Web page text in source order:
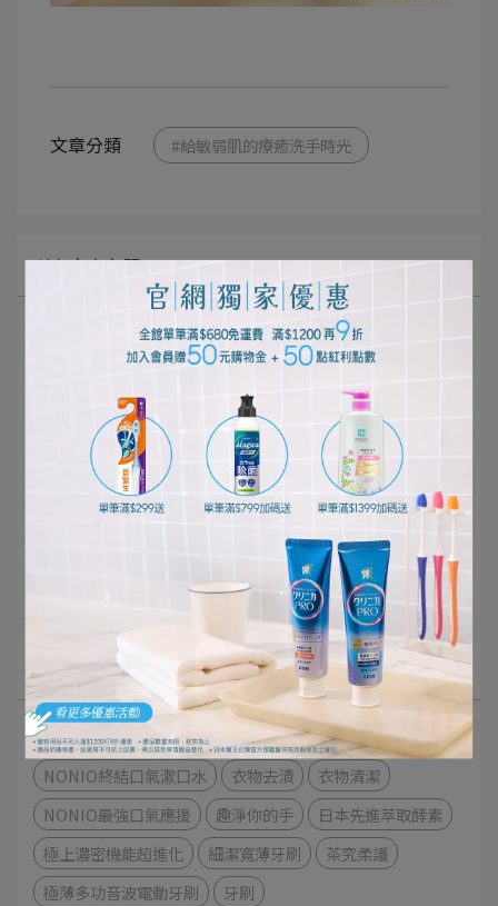
文章分類 #給敏弱肌的療癒洗手時光
所有文章主題
口腔清潔護理
個人清潔保養
居家清潔打掃
寵物健康生活
影音專區
文章分類
極緻口腔呵護體驗
細潔適齦佳極緻8效系列
NONIO終結口氣漱口水
衣物去漬
衣物清潔
NONIO最強口氣應援
趣淨你的手
日本先進萃取酵素
極上濃密機能超進化
細潔寬薄牙刷
茶究柔護
極薄多功音波電動牙刷
牙刷